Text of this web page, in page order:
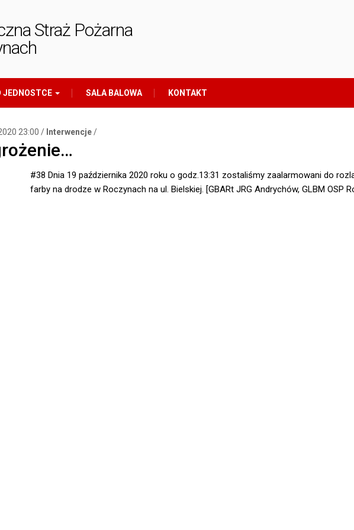
Straż Pożarna
JEDNOSTCE SALA BALOWA KONTAKT
23:00 / Interwencje/
#38 Dnia 19 października 2020 roku o godz.13:31 zostaliśmy zaalarmowani do
farby na drodze w Roczynach na ul. Bielskiej. [GBARt JRG Andrychów, GLBM OSP